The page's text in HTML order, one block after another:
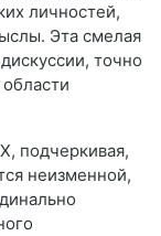
личностей,
Эта смелая
точно
подчеркивая,
неизменной,